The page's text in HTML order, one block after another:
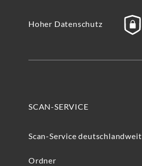
Hoher Datenschutz
SCAN-SERVICE
Scan-Service deutschlandweit
Ordner